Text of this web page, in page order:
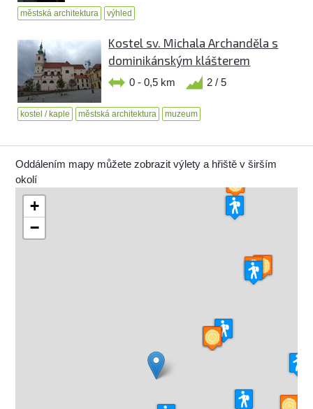
městská architektura výhled
Kostel sv. Michala Archanděla s
dominikánským klášterem
0 - 0,5 km 2 / 5
kostel / kaple městská architektura muzeum
Oddálením mapy můžete zobrazit výlety a hřiště v širším
okolí
+
−